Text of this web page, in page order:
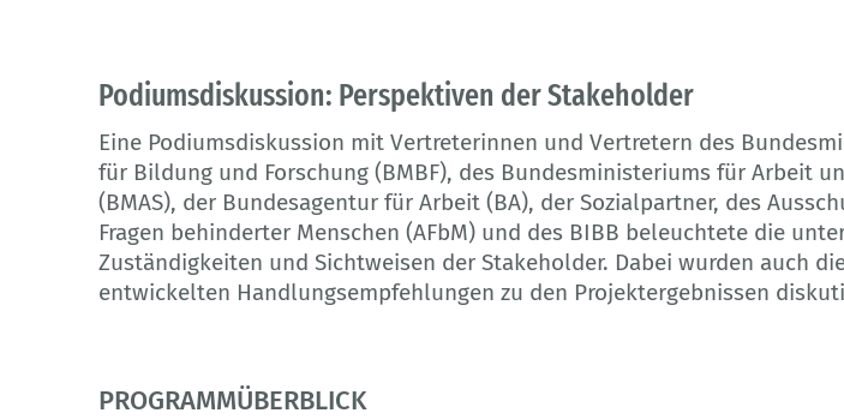
Podiumsdiskussion: Perspektiven der Stakeholder
Eine Podiumsdiskussion mit Vertreterinnen und Vertretern des
für Bildung und Forschung (BMBF), des Bundesministeriums für Arbeit
(BMAS), der Bundesagentur für Arbeit (BA), der Sozialpartner, des
Fragen behinderter Menschen (AFbM) und des BIBB beleuchtete die
Zuständigkeiten und Sichtweisen der Stakeholder. Dabei wurden auch
entwickelten Handlungsempfehlungen zu den Projektergebnissen
PROGRAMMÜBERBLICK